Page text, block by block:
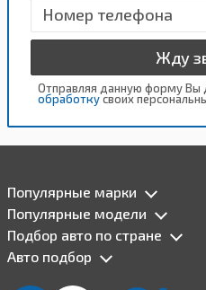
Жду
Отправляя данную форму Вы
обработкусвоих
Популярные марки
Популярные модели
Подбор авто по стране
Авто подбор